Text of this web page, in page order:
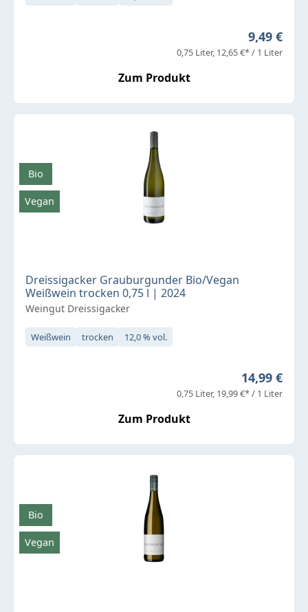
Regulärer
9,49 €
0,75 Liter 12,65 €* / 1 Liter
Zum Produkt
Dreissigacker Grauburgunder Bio/Vegan
Weißwein trocken 0,75 l | 2024
Weingut Dreissigacker
Weißwein trocken 12,0 % vol.
Regulärer
14,99 €
0,75 Liter 19,99 €* / 1 Liter
Zum Produkt
Bio
Vegan
Bio
Vegan